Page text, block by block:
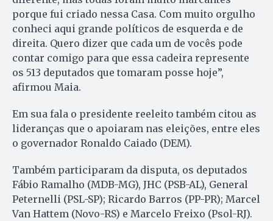
porque fui criado nessa Casa. Com muito orgulho
conheci aqui grande políticos de esquerda e de
direita. Quero dizer que cada um de vocês pode
contar comigo para que essa cadeira represente
os 513 deputados que tomaram posse hoje”,
afirmou Maia.
Em sua fala o presidente reeleito também citou as
lideranças que o apoiaram nas eleições, entre eles
o governador Ronaldo Caiado (DEM).
Também participaram da disputa, os deputados
Fábio Ramalho (MDB-MG), JHC (PSB-AL), General
Peternelli (PSL-SP); Ricardo Barros (PP-PR); Marcel
Van Hattem (Novo-RS) e Marcelo Freixo (Psol-RJ).